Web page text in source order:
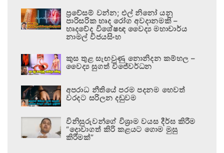
ප්‍රවේසම් වන්න; එල් නිනෝ යනු
පාරිසරික හෘද රෝග අවදානමකි –
හෘදවේද විශේෂඥ වෛද්‍ය මහාචාර්ය
නාමල් විජයසිංහ
කුස තුළ සැඟවුණු නොනිදන කම්හල –
වෛද්‍ය සුගත් විජේවර්ධන
අපරාධ නීතියේ පරම පදනම හෙවත්
වරදට සරිලන දඬුවම
විනිසුරුවන්ගේ විශ්‍රාම වයස දීර්ඝ කිරීම
“දොවාගත් කිරි කළයට ගොම මුසු
කිරීමක්”